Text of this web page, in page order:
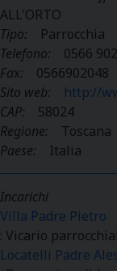
ALL'ORTO
Tipo:
Parrocchia
Telefono:
0566
Fax:
0566902048
Sito web:
http://
CAP:
58024
Regione:
Toscana
Paese:
Italia
Incarichi
Villa Padre Pietro
: Vicario
Locatelli Padre